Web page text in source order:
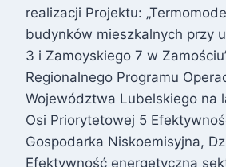
realizacji Projektu:
budynków mieszkalnych przy
3 i Zamoyskiego 7 w
Regionalnego Programu
Województwa Lubelskiego na
Osi Priorytetowej 5
Gospodarka Niskoemisyjna,
Efektywność energetyczna